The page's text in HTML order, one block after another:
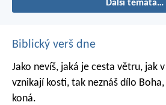
Další témata…
Biblický verš dne
Jako nevíš, jaká je cesta větru, jak
vznikají kosti, tak neznáš dílo Boha,
koná.